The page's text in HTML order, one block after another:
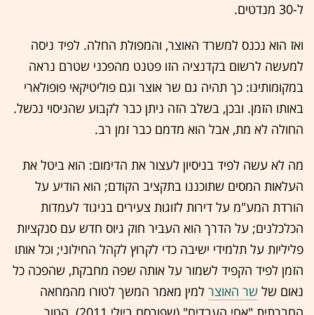
ל-30 מנדטים.
ואז הוא נכנס למשרד האוצר, והמפולת החלה. לפיד ניסה
למעשה לרשום בקדנציה הזו פטנט מהפכני שטרם נראה
במקומותינו: כך תהיה גם שר אוצר וגם פוליטיקאי פופולארי
באותו הזמן. ובכן, בשלב הזה ניתן כבר לקבוע שהניסוי נכשל.
החולה לא מת, אבל הוא מדמם כבר זמן רב.
מה לא עשה לפיד בניסיון לעצור את הדימום: הוא ביטל את
העלאות המסים שתוכננו בתקציב הקודם; הוא הודיע על
הורדת המע"מ על דירות לזוגות צעירים בניגוד לעמדות
הכלכלנים; על הדרך הוא העביר חוק גיוס חדש עם סנקציות
פליליות על תלמידי ישיבה כדי לקרוץ לקהל החילוני; וכל אותו
הזמן לפיד הקפיד לשמור על אותה שפה מחבקת, שהפכה כל
נאום של שר האוצר למין מאמר המשך לטורו מהמחאה